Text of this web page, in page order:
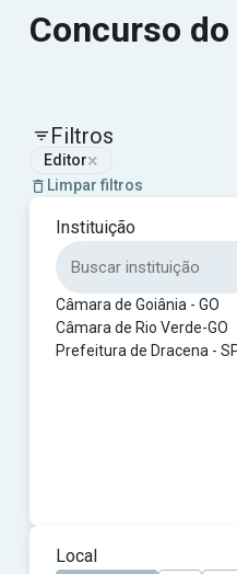
Concurso
Filtros
Editor×
Limpar filtros
Instituição
Câmara de Goiânia - GO
Câmara de Rio Verde-GO
Prefeitura de Dracena -
Local